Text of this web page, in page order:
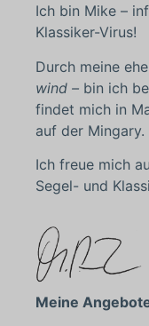
Ich bin Mike –
Klassiker-Virus!
Durch meine
wind – bin ich
findet mich in
auf der Mingary.
Ich freue mich
Segel- und
Meine